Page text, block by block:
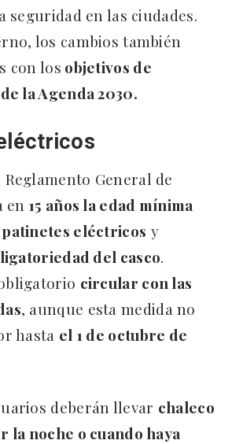
seguridad en las ciudades.
los cambios también
con los objetivos de
la Agenda 2030.
General de
en 15 años la edad mínima
eléctricos y
del casco.
circular con las
, aunque esta medida no
hasta el 1 de octubre de
deberán llevar chaleco
noche o cuando haya